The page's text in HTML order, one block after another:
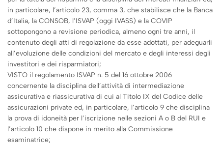
in particolare, l’articolo 23, comma 3, che stabilisce che la Banca
d’Italia, la CONSOB, l’ISVAP (oggi IVASS) e la COVIP
sottopongono a revisione periodica, almeno ogni tre anni, il
contenuto degli atti di regolazione da esse adottati, per adeguarli
all’evoluzione delle condizioni del mercato e degli interessi degli
investitori e dei risparmiatori;
VISTO il regolamento ISVAP n. 5 del 16 ottobre 2006
concernente la disciplina dell’attività di intermediazione
assicurativa e riassicurativa di cui al Titolo IX del Codice delle
assicurazioni private ed, in particolare, l’articolo 9 che disciplina
la prova di idoneità per l’iscrizione nelle sezioni A o B del RUI e
l’articolo 10 che dispone in merito alla Commissione
esaminatrice;